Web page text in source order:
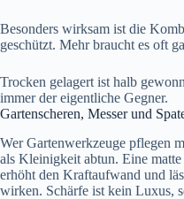
Besonders wirksam ist die
geschützt. Mehr braucht es oft
Trocken gelagert ist halb
immer der eigentliche Gegner.
Gartenscheren, Messer und
Wer Gartenwerkzeuge pflegen
als Kleinigkeit abtun. Eine
erhöht den Kraftaufwand und
wirken. Schärfe ist kein Luxus,